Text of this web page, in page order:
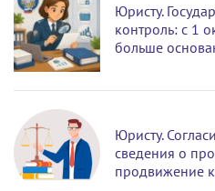
Юристу.
контроль: с 1
больше
Юристу.
сведения о
продвижение